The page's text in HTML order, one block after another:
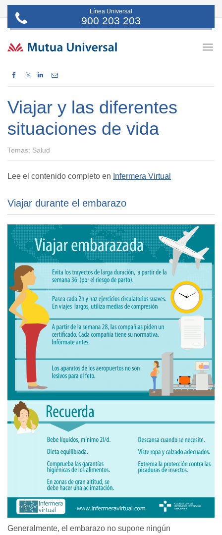
Línea Universal
900 203 203
𝕏
Viajar y las diferentes
situaciones de vida
Temas: Salud
Lee el contenido completo en Infermera Virtual
Viajar durante el embarazo
Generalmente, el embarazo no supone ningún